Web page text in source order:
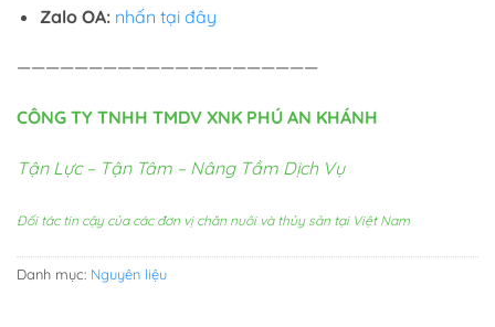
Zalo OA: nhấn tại đây
—————————————————————
CÔNG TY TNHH TMDV XNK PHÚ AN KHÁNH
Tận Lực – Tận Tâm – Nâng Tầm Dịch Vụ
Đối tác tin cậy của các đơn vị chăn nuôi và thủy sản tại Việt Nam
Danh mục: Nguyên liệu